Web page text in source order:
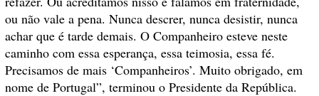
ou não vale a pena. Nunca descrer, nunca desistir, nunca
achar que é tarde demais. O Companheiro esteve neste
caminho com essa esperança, essa teimosia, essa fé.
Precisamos de mais ‘Companheiros’. Muito obrigado, em
nome de Portugal”, terminou o Presidente da República.